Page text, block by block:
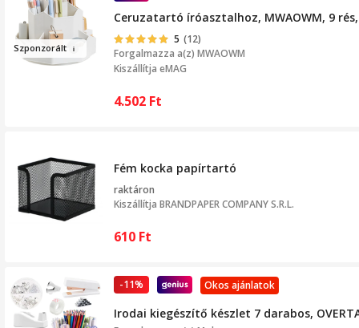
Szponzorált
Ceruzatartó íróasztalhoz, MWAOWM, 9
5 (12)
Forgalmazza a(z) MWAOWM
Kiszállítja eMAG
4.502 Ft
Fém kocka papírtartó
raktáron
Kiszállítja BRANDPAPER COMPANY S.R.L.
610 Ft
Okos ajánlatok
-11%
Irodai kiegészítő készlet 7 darabos,